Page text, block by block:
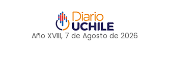
Año XVIII, 7 de Agosto de 2026